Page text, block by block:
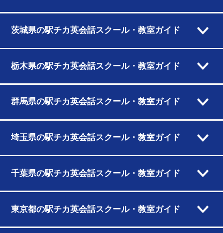
茨城県の駅チカ英会話スクール・教室ガイド
栃木県の駅チカ英会話スクール・教室ガイド
群馬県の駅チカ英会話スクール・教室ガイド
埼玉県の駅チカ英会話スクール・教室ガイド
千葉県の駅チカ英会話スクール・教室ガイド
東京都の駅チカ英会話スクール・教室ガイド